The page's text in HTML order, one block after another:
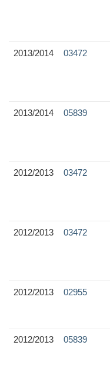
2013/2014 03472
2013/2014 05839
2012/2013 03472
2012/2013 03472
2012/2013 02955
2012/2013 05839